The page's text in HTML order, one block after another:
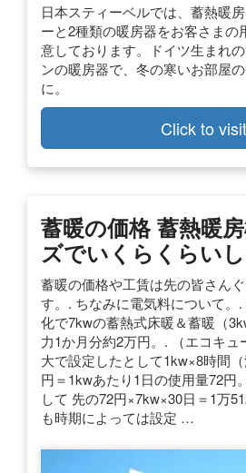
日本スティーベルでは、蓄熱暖
ーと2種類の暖房器をお客さまの
意しております。ドイツ生まれ
ンの暖房器で、冬の寒いお部屋
に。
Click to visit
蓄暖の価格 蓄熱暖
ズでいくらくらい
蓄暖の価格や工賃は先の皆さん
す。. ちなみに電気料について。
化で7kwの蓄熱式床暖＆蓄暖（
力1か月分約2万円。. （エコキュ
大で設定したとして1kw×8時間
円＝1kwあたり1日の使用量72円
して 先の72円×7kw×30日＝1万
も時期によっては設定 …